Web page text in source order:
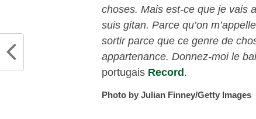
choses. Mais est-ce que je vais
suis gitan. Parce qu’on
sortir parce que ce genre de
appartenance. Donnez-moi le
portugais Record.
Photo by Julian Finney/Getty Images